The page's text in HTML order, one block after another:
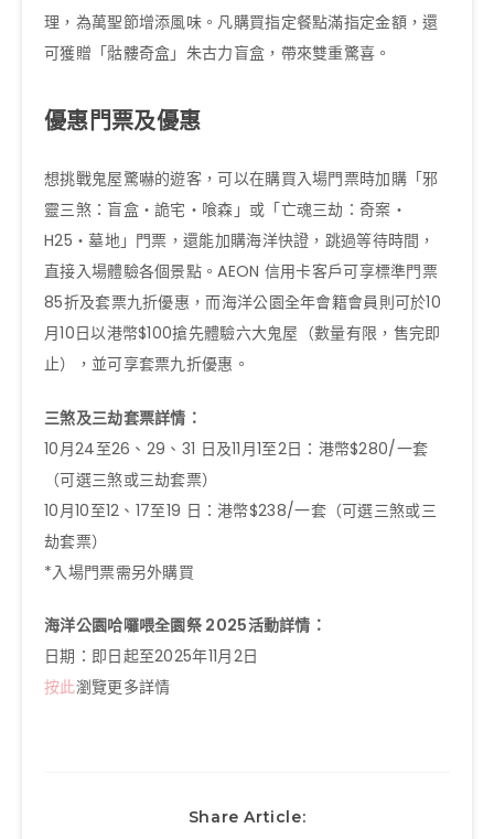
理，為萬聖節增添風味。凡購買指定餐點滿指定金額，還
可獲贈「骷髏奇盒」朱古力盲盒，帶來雙重驚喜。
優惠門票及優惠
想挑戰鬼屋驚嚇的遊客，可以在購買入場門票時加購「邪
靈三煞：盲盒‧詭宅‧喰森」或「亡魂三劫：奇案‧
H25‧墓地」門票，還能加購海洋快證，跳過等待時間，
直接入場體驗各個景點。AEON 信用卡客戶可享標準門票
85折及套票九折優惠，而海洋公園全年會籍會員則可於10
月10日以港幣$100搶先體驗六大鬼屋（數量有限，售完即
止），並可享套票九折優惠。
三煞及三劫套票詳情：
10月24至26、29、31 日及11月1至2日：港幣$280/一套
（可選三煞或三劫套票）
10月10至12、17至19 日：港幣$238/一套（可選三煞或三
劫套票）
*入場門票需另外購買
海洋公園哈囉喂全園祭 2025活動詳情：
日期：即日起至2025年11月2日
按此瀏覽更多詳情
Share Article: